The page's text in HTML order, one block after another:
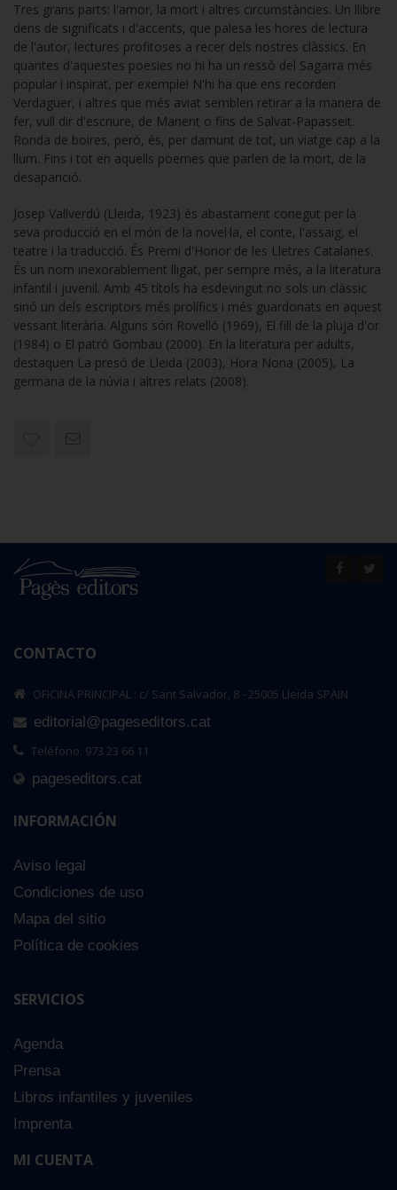
Tres grans parts: l'amor, la mort i altres circumstàncies. Un llibre
dens de significats i d'accents, que palesa les hores de lectura
de l'autor, lectures profitoses a recer dels nostres clàssics. En
quantes d'aquestes poesies no hi ha un ressò del Sagarra més
popular i inspirat, per exemple! N'hi ha que ens recorden
Verdaguer, i altres que més aviat semblen retirar a la manera de
fer, vull dir d'escriure, de Manent o fins de Salvat-Papasseit.
Ronda de boires, però, és, per damunt de tot, un viatge cap a la
llum. Fins i tot en aquells poemes que parlen de la mort, de la
desaparició.
Josep Vallverdú (Lleida, 1923) és abastament conegut per la
seva producció en el món de la novel·la, el conte, l'assaig, el
teatre i la traducció. És Premi d'Honor de les Lletres Catalanes.
És un nom inexorablement lligat, per sempre més, a la literatura
infantil i juvenil. Amb 45 títols ha esdevingut no sols un clàssic
sinó un dels escriptors més prolífics i més guardonats en aquest
vessant literària. Alguns són Rovelló (1969), El fill de la pluja d'or
(1984) o El patró Gombau (2000). En la literatura per adults,
destaquen La presó de Lleida (2003), Hora Nona (2005), La
germana de la núvia i altres relats (2008).
CONTACTO
OFICINA PRINCIPAL : c/ Sant Salvador, 8 - 25005 Lleida SPAIN
editorial@pageseditors.cat
Teléfono: 973 23 66 11
pageseditors.cat
INFORMACIÓN
Aviso legal
Condiciones de uso
Mapa del sitio
Política de cookies
SERVICIOS
Agenda
Prensa
Libros infantiles y juveniles
Imprenta
MI CUENTA